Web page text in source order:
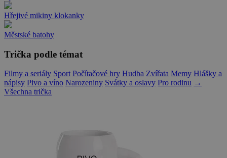
Hřejivé mikiny klokanky
Městské batohy
Trička podle témat
Filmy a seriály Sport Počítačové hry Hudba Zvířata Memy Hlášky a
nápisy Pivo a víno Narozeniny Svátky a oslavy Pro rodinu →
Všechna trička